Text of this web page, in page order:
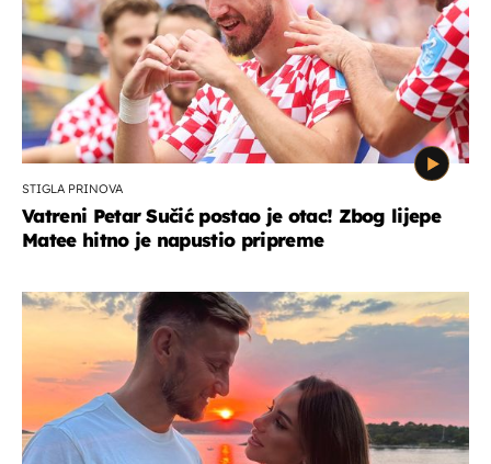
STIGLA PRINOVA
Vatreni Petar Sučić postao je otac! Zbog lijepe
Matee hitno je napustio pripreme